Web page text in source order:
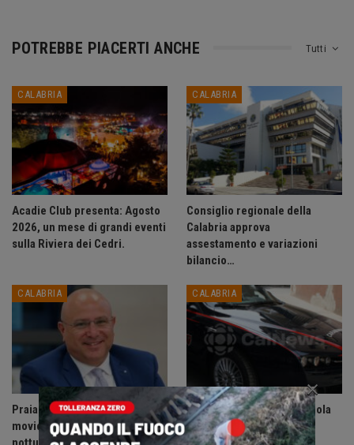
Tutti
POTREBBE PIACERTI ANCHE
CALABRIA
Acadie Club presenta: Agosto
2026, un mese di grandi eventi
sulla Riviera dei Cedri.
CALABRIA
Consiglio regionale della
Calabria approva
assestamento e variazioni
bilancio…
CALABRIA
Praia a Mare: ordinanza anti-
movida, vietate le uscite
CALABRIA
Accoltella coetaneo alla gola
durante litigio, arrestato
×